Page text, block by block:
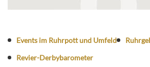
Events im Ruhrpott und Umfeld
Revier-Derbybarometer